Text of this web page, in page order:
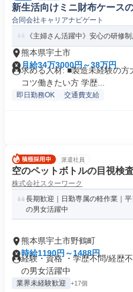
新生活向けミニ財布ケース
合同会社キャリアナビゲート
《主婦さん活躍中》安心の研修制
熊本県宇土市
月給34万3000円～38万円
求める人材: ■製造未経験の
コツ働きたい方 学歴...
即日勤務OK 交通費支給
派遣社員
空のペットボトルの目視検
株式会社スターワーク
長期歓迎｜日勤専属の軽作業｜
の男女活躍中
熊本県宇土市野鶴町
時給1190円～1488円
経験・資格 ・学歴不問/経歴
の男女活躍中
業界未経験歓迎 +17個